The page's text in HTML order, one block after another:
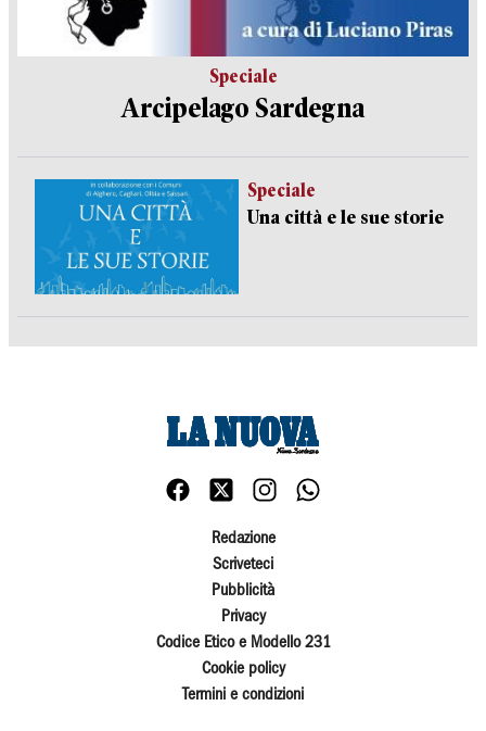
Speciale
Arcipelago Sardegna
Speciale
Una città e le sue storie
Redazione
Scriveteci
Pubblicità
Privacy
Codice Etico e Modello 231
Cookie policy
Termini e condizioni